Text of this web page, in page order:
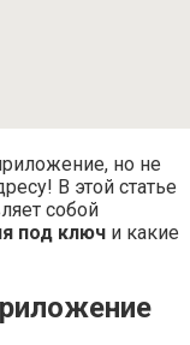
но не
В этой статье
собой
под ключ и какие